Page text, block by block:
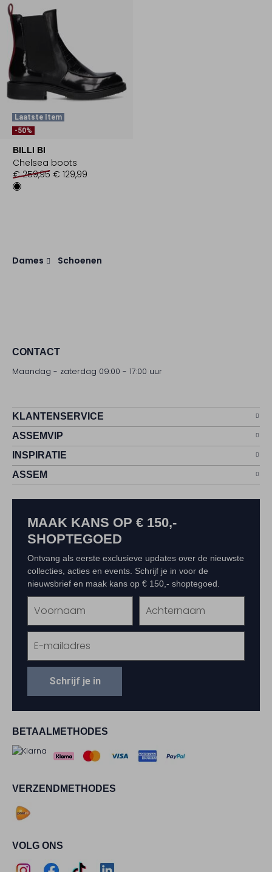
Laatste Item
-50%
BILLI BI
Chelsea boots
€ 259,95 € 129,99
Dames Schoenen
CONTACT
Maandag - zaterdag 09:00 - 17:00 uur
KLANTENSERVICE
ASSEMVIP
INSPIRATIE
ASSEM
BETAALMETHODES
VERZENDMETHODES
VOLG ONS
MAAK KANS OP € 150,-
SHOPTEGOED
Ontvang als eerste exclusieve updates over de nieuwste
collecties, acties en events. Schrijf je in voor de
nieuwsbrief en maak kans op € 150,- shoptegoed.
Schrijf je in